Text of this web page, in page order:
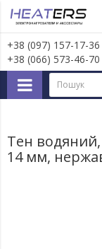
+38 (097) 157-17-36
+38 (066) 573-46-70
Тени Тен
Тен водяний,
14 мм,